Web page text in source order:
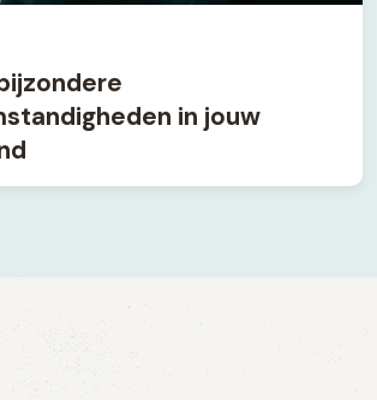
in jouw